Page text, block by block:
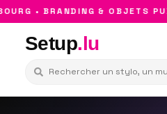
• BRANDING & OBJETS
Setup.lu